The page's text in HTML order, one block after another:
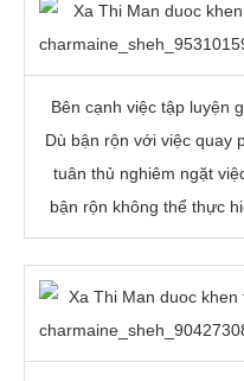
Bên cạnh việc tập luyện
Dù bận rộn với việc quay
tuân thủ nghiêm ngặt
bận rộn không thể thực